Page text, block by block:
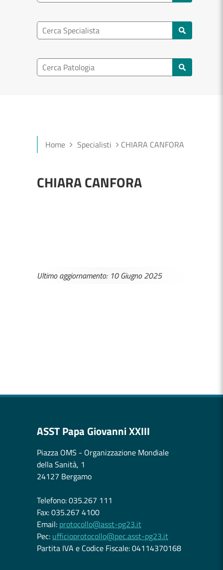
Ricerca specialisti
Ricerca nel patologia
Home Specialisti CHIARA CANFORA
CHIARA CANFORA
Ultimo aggiornamento: 10 Giugno 2025
ASST Papa Giovanni XXIII
Piazza OMS - Organizzazione Mondiale
della Sanità, 1
24127 Bergamo
Telefono: 035.267 111
Fax: 035.267 4100
Email: protocollo@asst-pg23.it
Pec: ufficioprotocollo@pec.asst-pg23.it
Partita IVA e Codice Fiscale: 04114370168